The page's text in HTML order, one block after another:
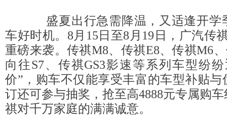
盛夏出行急需降温，又适逢开学
车好时机。8月15日至8月19日，广汽传
重磅来袭。传祺M8、传祺E8、传祺M6
向往S7、传祺GS3影速等系列车型纷
价”，购车不仅能享受丰富的车型补贴与
订还可参与抽奖，抢至高4888元专属购
祺对千万家庭的满满诚意。